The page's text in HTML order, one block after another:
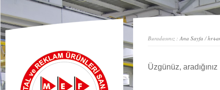
займ онлайн
Buradasınız :Ana Sayfa /
Üzgünüz,